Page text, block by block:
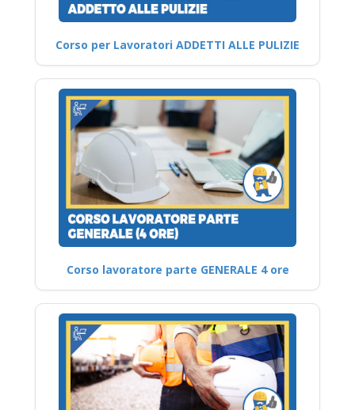
Corso per Lavoratori ADDETTI ALLE PULIZIE
Corso lavoratore parte GENERALE 4 ore